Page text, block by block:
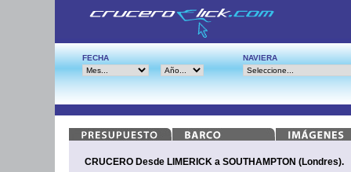
FECHA NAVIERA
CRUCERO Desde LIMERICK a SOUTHAMPTON (Londres).